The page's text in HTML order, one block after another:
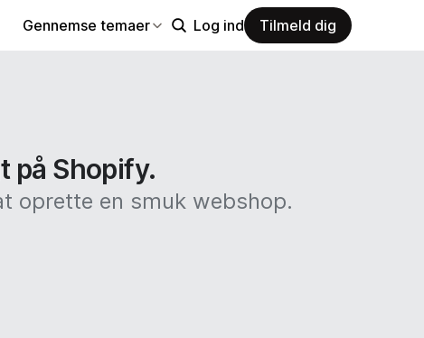
Gennemse temaer Log ind Tilmeld dig
på Shopify.
oprette en smuk webshop.